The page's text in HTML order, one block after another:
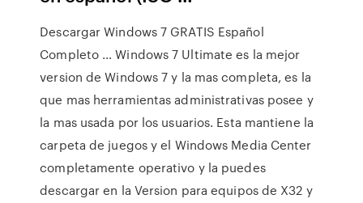
Descargar Windows 7 GRATIS Español
Completo … Windows 7 Ultimate es la mejor
version de Windows 7 y la mas completa, es la
que mas herramientas administrativas posee y
la mas usada por los usuarios. Esta mantiene la
carpeta de juegos y el Windows Media Center
completamente operativo y la puedes
descargar en la Version para equipos de X32 y